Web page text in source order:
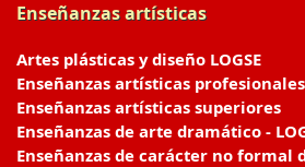
Enseñanzas artísticas
Artes plásticas y diseño LOGSE
Enseñanzas artísticas profesionales
Enseñanzas artísticas superiores
Enseñanzas de arte dramático -
Enseñanzas de carácter no formal